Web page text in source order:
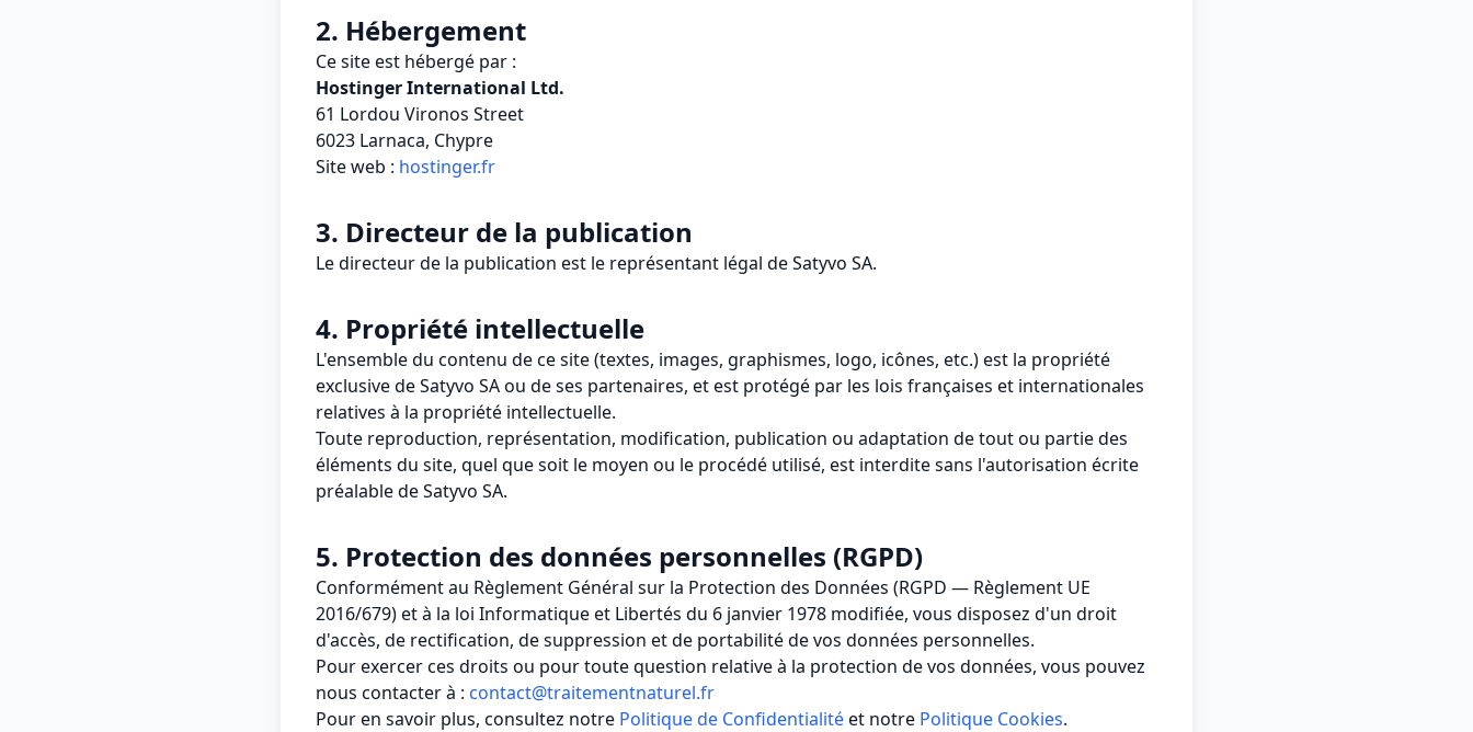
2. Hébergement
Ce site est hébergé par :
Hostinger International Ltd.
61 Lordou Vironos Street
6023 Larnaca, Chypre
Site web : hostinger.fr
3. Directeur de la publication
Le directeur de la publication est le représentant légal de Satyvo SA.
4. Propriété intellectuelle
L'ensemble du contenu de ce site (textes, images, graphismes, logo, icônes, etc.) est la propriété
exclusive de Satyvo SA ou de ses partenaires, et est protégé par les lois françaises et internationales
relatives à la propriété intellectuelle.
Toute reproduction, représentation, modification, publication ou adaptation de tout ou partie des
éléments du site, quel que soit le moyen ou le procédé utilisé, est interdite sans l'autorisation écrite
préalable de Satyvo SA.
5. Protection des données personnelles (RGPD)
Conformément au Règlement Général sur la Protection des Données (RGPD — Règlement UE
2016/679) et à la loi Informatique et Libertés du 6 janvier 1978 modifiée, vous disposez d'un droit
d'accès, de rectification, de suppression et de portabilité de vos données personnelles.
Pour exercer ces droits ou pour toute question relative à la protection de vos données, vous pouvez
nous contacter à : contact@traitementnaturel.fr
Pour en savoir plus, consultez notre Politique de Confidentialitéet notre Politique Cookies.